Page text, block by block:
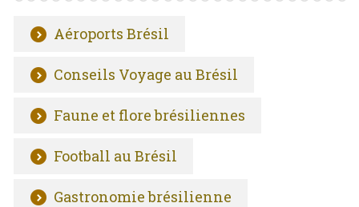
Aéroports Brésil
Conseils Voyage au Brésil
Faune et flore brésiliennes
Football au Brésil
Gastronomie brésilienne